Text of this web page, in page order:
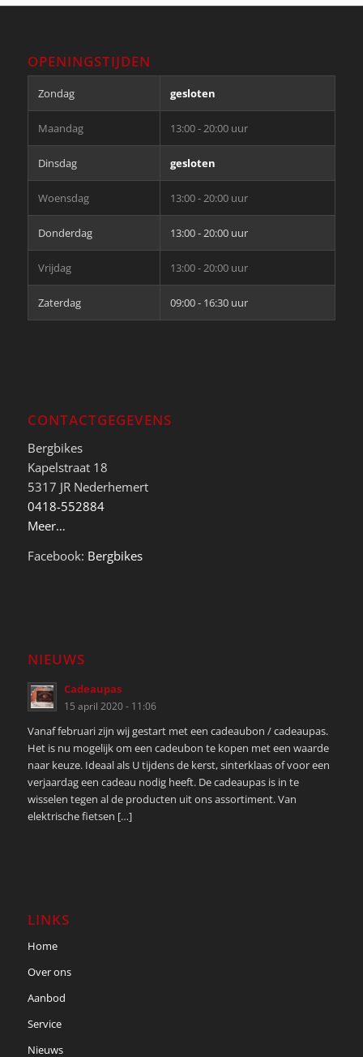
OPENINGSTIJDEN
Zondag gesloten
Maandag 13:00 - 20:00 uur
Dinsdag gesloten
Woensdag 13:00 - 20:00 uur
Donderdag 13:00 - 20:00 uur
Vrijdag 13:00 - 20:00 uur
Zaterdag 09:00 - 16:30 uur
CONTACTGEGEVENS
Bergbikes
Kapelstraat 18
5317 JR Nederhemert
0418-552884
Meer…
Facebook: Bergbikes
NIEUWS
Cadeaupas
15 april 2020 - 11:06
Vanaf februari zijn wij gestart met een cadeaubon / cadeaupas.
Het is nu mogelijk om een cadeubon te kopen met een waarde
naar keuze. Ideaal als U tijdens de kerst, sinterklaas of voor een
verjaardag een cadeau nodig heeft. De cadeaupas is in te
wisselen tegen al de producten uit ons assortiment. Van
elektrische fietsen […]
LINKS
Home
Over ons
Aanbod
Service
Nieuws